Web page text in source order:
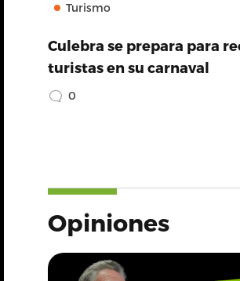
Turismo
Culebra se prepara para
turistas en su carnaval
0
Opiniones